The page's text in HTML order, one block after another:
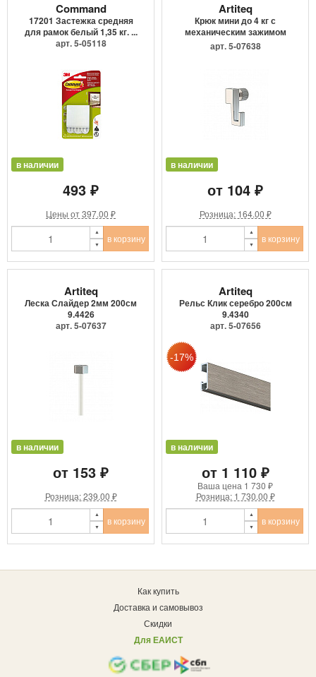
Command
17201 Застежка средняя
для рамок белый 1,35 кг. ...
арт. 5-05118
в наличии
493 ₽
Цены от 397.00 ₽
в корзину
Artiteq
Крюк мини до 4 кг с
механическим зажимом
9.4205
арт. 5-07638
в наличии
от 104 ₽
Розница: 164.00 ₽
в корзину
Artiteq
Леска Слайдер 2мм 200см
9.4426
арт. 5-07637
в наличии
от 153 ₽
Розница: 239.00 ₽
в корзину
Artiteq
Рельс Клик серебро 200см
9.4340
арт. 5-07656
в наличии
от 1 110 ₽
Ваша цена 1 730 ₽
Розница: 1 730.00 ₽
в корзину
Как купить
Доставка и самовывоз
Скидки
Для ЕАИСТ